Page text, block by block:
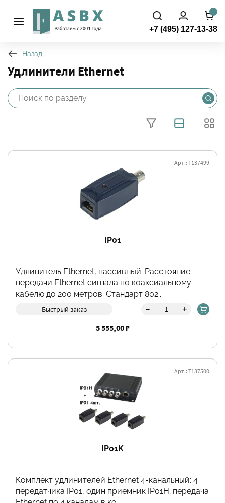
+7 (495) 127-13-38
Назад
Удлинители Ethernet
IP01
Арт.: Т137499
Удлинитель Ethernet, пассивный. Расстояние
передачи Ethernet сигнала по коаксиальному
кабелю до 200 метров. Стандарт 802...
Быстрый заказ - +
5 555,00 ₽
IP01K
Арт.: Т137500
Комплект удлинителей Ethernet 4-канальный; 4
передатчика IP01, один приемник IP01H; передача